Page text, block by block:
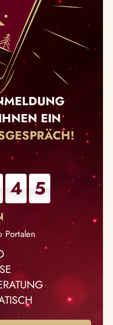
EIN
4 5
Portalen